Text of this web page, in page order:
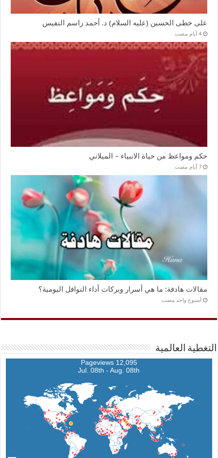
على خطى الحسين (عليه السلام) د. أحمد راسم النفيس
‏4 أيام مضت
حكم ومواعظ من حياة الانبياء – الميلاني
‏7 أيام مضت
مقالات هادفة: ما هي أسرار وبركات أداء النوافل اليومية؟
‏أسبوع واحد مضت
التغطية العالمية
12,095 Pageviews
Jul. 08th - Aug. 08th